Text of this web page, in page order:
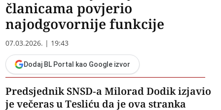
članicama povjerio
najodgovornije funkcije
07.03.2026. | 19:43
Dodaj BL Portal kao Google izvor
Predsjednik SNSD-a Milorad Dodik izjavio
je večeras u Tesliću da je ova stranka